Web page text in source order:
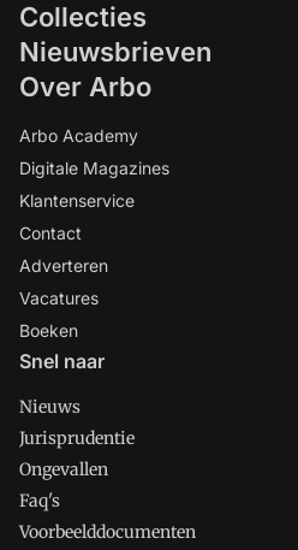
Collecties
Nieuwsbrieven
Over Arbo
Arbo Academy
Digitale Magazines
Klantenservice
Contact
Adverteren
Vacatures
Boeken
Snel naar
Nieuws
Jurisprudentie
Ongevallen
Faq's
Voorbeelddocumenten